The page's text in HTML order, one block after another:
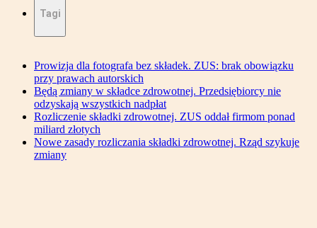
Tagi
Prowizja dla fotografa bez składek. ZUS: brak obowiązku
przy prawach autorskich
Będą zmiany w składce zdrowotnej. Przedsiębiorcy nie
odzyskają wszystkich nadpłat
Rozliczenie składki zdrowotnej. ZUS oddał firmom ponad
miliard złotych
Nowe zasady rozliczania składki zdrowotnej. Rząd szykuje
zmiany